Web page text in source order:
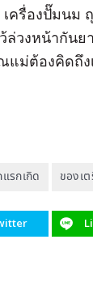
เครื่องปั๊มน
ล่วงหน้ากัน
แม่ต้องคิดถึ
รกเกิด ของเ